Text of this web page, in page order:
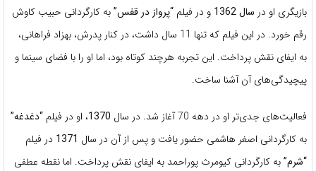
بازیگری او در سال 1362 و در فیلم “پرواز در قفس”به کارگردانی حبیب کاوش
رقم خورد. در این فیلم که تنها 11 سال داشت، در کنار پدرش، بهزاد فراهانی،
به ایفای نقش پرداخت. این تجربه هرچند کوتاه بود، اما او را با فضای سینما و
پیچیدگی‌های آن آشنا ساخت.
فعالیت‌های جدی‌تر او در دهه 70 آغاز شد. در سال 1370، او در فیلم “دغدغه”
به کارگردانی اصغر هاشمی حضور یافت و پس از آن در سال 1371 در فیلم
“شرم”به کارگردانی کیومرث پوراحمد به ایفای نقش پرداخت. اما نقطه عطفی